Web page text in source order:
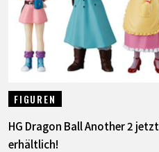
FIGUREN
HG Dragon Ball Another 2
erhältlich!